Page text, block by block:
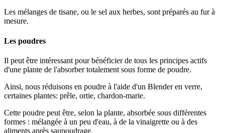
Les mélanges de tisane, ou le sel aux herbes, sont préparés au fur à
mesure.
Les poudres
Il peut être intéressant pour bénéficier de tous les principes actifs
d'une plante de l'absorber totalement sous forme de poudre.
Ainsi, nous réduisons en poudre à l'aide d'un Blender en verre,
certaines plantes: prêle, ortie, chardon-marie.
Cette poudre peut être, selon la plante, absorbée sous différentes
formes : mélangée à un peu d'eau, à de la vinaigrette ou à des
aliments après saupoudrage.